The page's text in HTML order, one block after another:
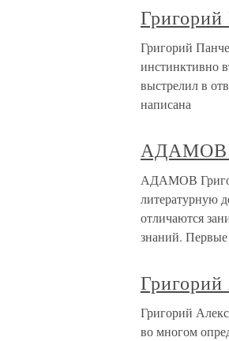
Григорий
инстинктивно
выстрелил в
написана
АДАМОВ
АДАМОВ
литературную
отличаются
знаний. Первые
Григорий
во многом